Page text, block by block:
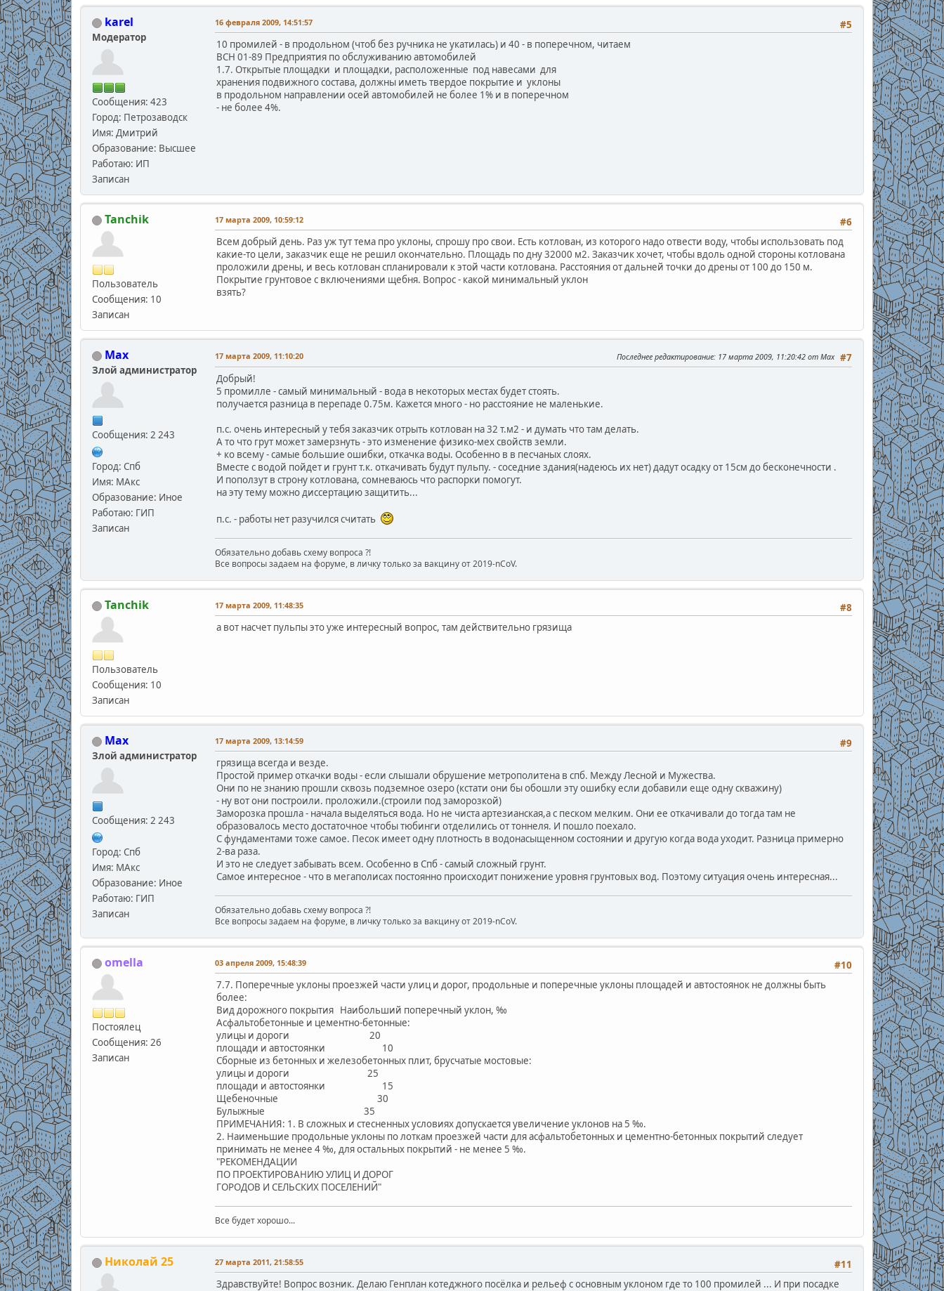
karel
Модератор
Сообщения: 423
Город: Петрозаводск
Имя: Дмитрий
Образование: Высшее
Работаю: ИП
Записан
#5
16 февраля 2009, 14:51:57
10 промилей - в продольном (чтоб без ручника не укатилась) и 40 - в поперечном, читаем
ВСН 01-89 Предприятия по обслуживанию автомобилей
1.7. Открытые площадки и площадки, расположенные под навесами для
хранения подвижного состава, должны иметь твердое покрытие и уклоны
в продольном направлении осей автомобилей не более 1% и в поперечном
- не более 4%.
Tanchik
Пользователь
Сообщения: 10
Записан
#6
17 марта 2009, 10:59:12
Всем добрый день. Раз уж тут тема про уклоны, спрошу про свои. Есть котлован, из которого надо отвести воду, чтобы использовать под
какие-то цели, заказчик еще не решил окончательно. Площадь по дну 32000 м2. Заказчик хочет, чтобы вдоль одной стороны котлована
проложили дрены, и весь котлован спланировали к этой части котлована. Расстояния от дальней точки до дрены от 100 до 150 м.
Покрытие грунтовое с включениями щебня. Вопрос - какой минимальный уклон
взять?
Max
Злой администратор
Сообщения: 2 243
Город: Спб
Имя: МАкс
Образование: Иное
Работаю: ГИП
Записан
#7
17 марта 2009, 11:10:20 Последнее редактирование: 17 марта 2009, 11:20:42 от Max
Добрый!
5 промилле - самый минимальный - вода в некоторых местах будет стоять.
получается разница в перепаде 0.75м. Кажется много - но расстояние не маленькие.
п.с. очень интересный у тебя заказчик отрыть котлован на 32 т.м2 - и думать что там делать.
А то что грут может замерзнуть - это изменение физико-мех свойств земли.
+ ко всему - самые большие ошибки, откачка воды. Особенно в в песчаных слоях.
Вместе с водой пойдет и грунт т.к. откачивать будут пульпу. - соседние здания(надеюсь их нет) дадут осадку от 15см до бесконечности .
И поползут в строну котлована, сомневаюсь что распорки помогут.
на эту тему можно диссертацию защитить...
п.с. - работы нет разучился считать
Обязательно добавь схему вопроса ?!
Все вопросы задаем на форуме, в личку только за вакцину от 2019-nCoV.
Tanchik
Пользователь
Сообщения: 10
Записан
#8
17 марта 2009, 11:48:35
а вот насчет пульпы это уже интересный вопрос, там действительно грязища
Max
Злой администратор
Сообщения: 2 243
Город: Спб
Имя: МАкс
Образование: Иное
Работаю: ГИП
Записан
#9
17 марта 2009, 13:14:59
грязища всегда и везде.
Простой пример откачки воды - если слышали обрушение метрополитена в спб. Между Лесной и Мужества.
Они по не знанию прошли сквозь подземное озеро (кстати они бы обошли эту ошибку если добавили еще одну скважину)
- ну вот они построили. проложили.(строили под заморозкой)
Заморозка прошла - начала выделяться вода. Но не чиста артезианская,а с песком мелким. Они ее откачивали до тогда там не
образовалось место достаточное чтобы тюбинги отделились от тоннеля. И пошло поехало.
С фундаментами тоже самое. Песок имеет одну плотность в водонасыщенном состоянии и другую когда вода уходит. Разница примерно
2-ва раза.
И это не следует забывать всем. Особенно в Спб - самый сложный грунт.
Самое интересное - что в мегаполисах постоянно происходит понижение уровня грунтовых вод. Поэтому ситуация очень интересная...
Обязательно добавь схему вопроса ?!
Все вопросы задаем на форуме, в личку только за вакцину от 2019-nCoV.
omella
Постоялец
Сообщения: 26
Записан
#10
03 апреля 2009, 15:48:39
7.7. Поперечные уклоны проезжей части улиц и дорог, продольные и поперечные уклоны площадей и автостоянок не должны быть
более:
Вид дорожного покрытия Наибольший поперечный уклон, ‰
Асфальтобетонные и цементно-бетонные:
улицы и дороги 20
площади и автостоянки 10
Сборные из бетонных и железобетонных плит, брусчатые мостовые:
улицы и дороги 25
площади и автостоянки 15
Щебеночные 30
Булыжные 35
ПРИМЕЧАНИЯ: 1. В сложных и стесненных условиях допускается увеличение уклонов на 5 ‰.
2. Наименьшие продольные уклоны по лоткам проезжей части для асфальтобетонных и цементно-бетонных покрытий следует
принимать не менее 4 ‰, для остальных покрытий - не менее 5 ‰.
"РЕКОМЕНДАЦИИ
ПО ПРОЕКТИРОВАНИЮ УЛИЦ И ДОРОГ
ГОРОДОВ И СЕЛЬСКИХ ПОСЕЛЕНИЙ"
Все будет хорошо...
Николай 25 #11
27 марта 2011, 21:58:55
Здравствуйте! Вопрос возник. Делаю Генплан котеджного посёлка и рельеф с основным уклоном где то 100 промилей ... И при посадке